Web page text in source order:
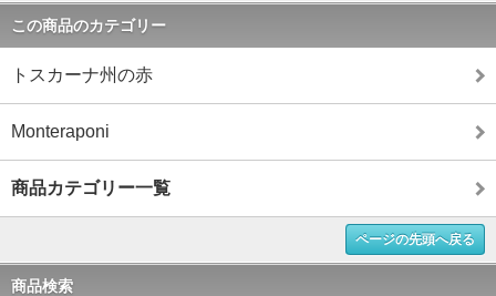
この商品のカテゴリー
トスカーナ州の赤
Monteraponi
商品カテゴリー一覧
ページの先頭へ戻る
商品検索